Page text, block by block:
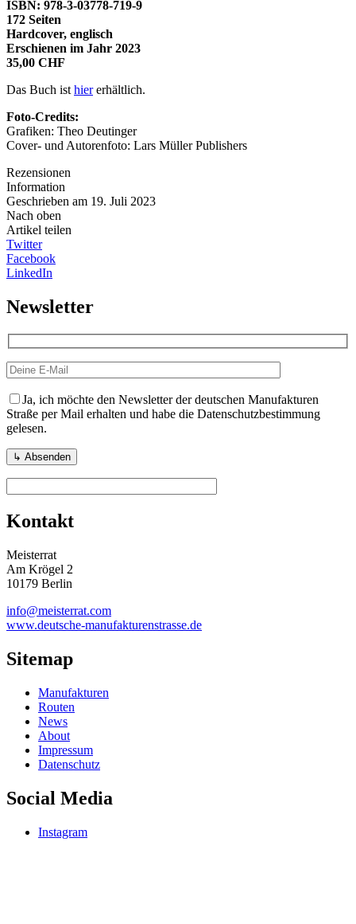
ISBN: 978-3-03778-719-9
172 Seiten
Hardcover, englisch
Erschienen im Jahr 2023
35,00 CHF
Das Buch ist hiererhältlich.
Foto-Credits:
Grafiken: Theo Deutinger
Cover- und Autorenfoto: Lars Müller Publishers
Rezensionen
Information
Geschrieben am 19. Juli 2023
Nach oben
Artikel teilen
Twitter
Facebook
LinkedIn
Newsletter
Ja, ich möchte den Newsletter der deutschen Manufakturen
Straße per Mail erhalten und habe die Datenschutzbestimmung
gelesen.
Kontakt
Meisterrat
Am Krögel 2
10179 Berlin
info@meisterrat.com
www.deutsche-manufakturenstrasse.de
Sitemap
Manufakturen
Routen
News
About
Impressum
Datenschutz
Social Media
Instagram